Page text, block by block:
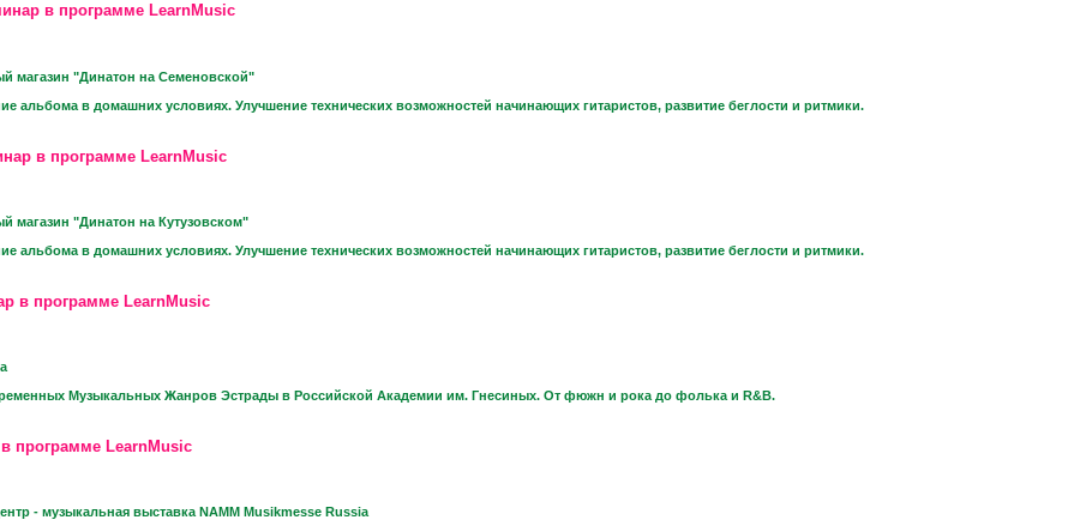
в программе LearnMusic
магазин "Динатон на Семеновской"
альбома в домашних условиях. Улучшение технических возможностей начинающих гитаристов, развитие беглости и ритмики.
в программе LearnMusic
магазин "Динатон на Кутузовском"
альбома в домашних условиях. Улучшение технических возможностей начинающих гитаристов, развитие беглости и ритмики.
в программе LearnMusic
Музыкальных Жанров Эстрады в Российской Академии им. Гнесиных. От фюжн и рока до фолька и R&B.
программе LearnMusic
- музыкальная выставка NAMM Musikmesse Russia